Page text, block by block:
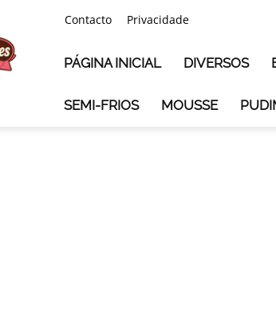
Contacto Privacidade
PÁGINA INICIAL DIVERSOS
SEMI-FRIOS MOUSSE